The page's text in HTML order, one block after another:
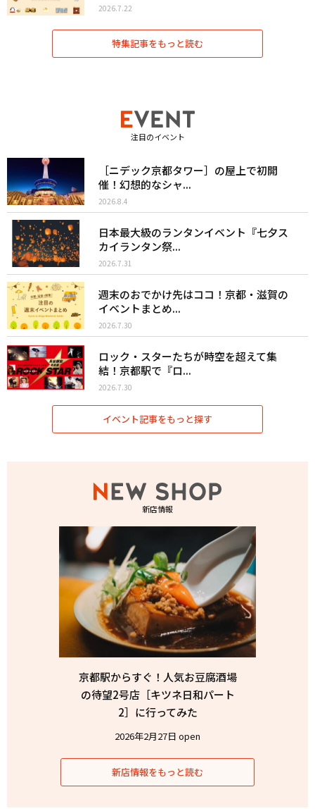
2026.7.22
特集記事をもっと読む
注目のイベント
［ニデック京都タワー］の屋上で初開
催！幻想的なシャ...
2026.8.4
日本最大級のランタンイベント『七夕ス
カイランタン祭...
2026.7.31
週末のおでかけ先はココ！京都・滋賀の
イベントまとめ...
2026.7.30
ロック・スターたちが時空を超えて集
結！京都駅で『ロ...
2026.7.30
イベント記事をもっと探す
新店情報
京都駅からすぐ！人気お豆腐酒場
の待望2号店［キツネ日和パート
2］に行ってみた
2026年2月27日 open
新店情報をもっと読む